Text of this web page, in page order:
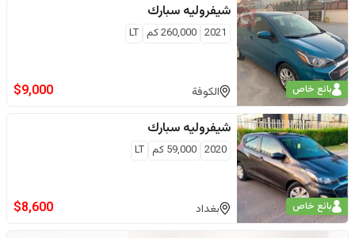
بائع خاص
شيفروليه سبارك
2021
260,000كم LT
الكوفة $9,000
بائع خاص
شيفروليه سبارك
2020
59,000 كم LT
بغداد $8,600